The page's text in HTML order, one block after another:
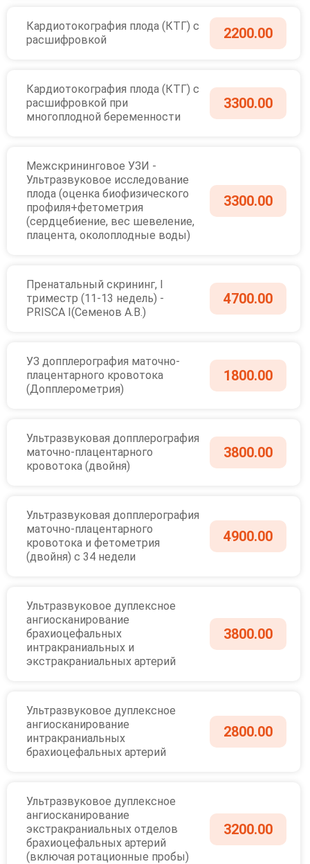
Кардиотокография плода (КТГ) с
расшифровкой
2200.00
Кардиотокография плода (КТГ) с
расшифровкой при
многоплодной беременности
3300.00
Межскрининговое УЗИ -
Ультразвуковое исследование
плода (оценка биофизического
профиля+фетометрия
(сердцебиение, вес шевеление,
плацента, околоплодные воды)
3300.00
Пренатальный скрининг, I
триместр (11-13 недель) -
PRISCA I(Семенов А.В.)
4700.00
УЗ допплерография маточно-
плацентарного кровотока
(Допплерометрия)
1800.00
Ультразвуковая допплерография
маточно-плацентарного
кровотока (двойня)
3800.00
Ультразвуковая допплерография
маточно-плацентарного
кровотока и фетометрия
(двойня) с 34 недели
4900.00
Ультразвуковое дуплексное
ангиосканирование
брахиоцефальных
интракраниальных и
экстракраниальных артерий
3800.00
Ультразвуковое дуплексное
ангиосканирование
интракраниальных
брахиоцефальных артерий
2800.00
Ультразвуковое дуплексное
ангиосканирование
экстракраниальных отделов
брахиоцефальных артерий
(включая ротационные пробы)
3200.00